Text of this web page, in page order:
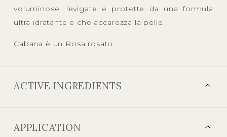
voluminose, levigate e protette da una formula
ultra idratante e che accarezza la pelle.
Cabana è un Rosa rosato.
ACTIVE INGREDIENTS
APPLICATION